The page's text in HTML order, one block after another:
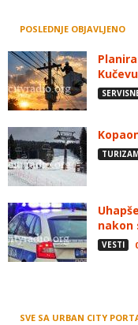
POSLEDNJE OBJAVLJENO
nakon
VESTI
SVE SA URBAN CITY